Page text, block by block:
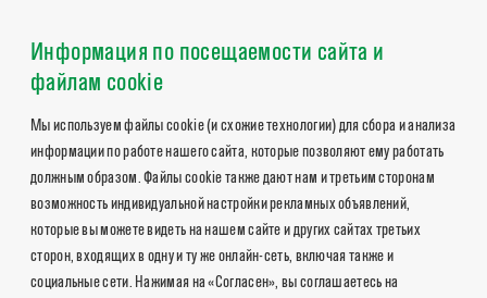
Информация по посещаемости сайта и
файлам cookie
Мы используем файлы cookie (и схожие технологии) для сбора и анализа
информации по работе нашего сайта, которые позволяют ему работать
должным образом. Файлы cookie также дают нам и третьим сторонам
возможность индивидуальной настройки рекламных объявлений,
которые вы можете видеть на нашем сайте и других сайтах третьих
сторон, входящих в одну и ту же онлайн-сеть, включая также и
социальные сети. Нажимая на «Согласен», вы соглашаетесь на